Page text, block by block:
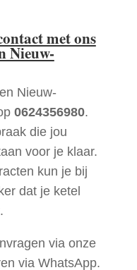
met ons
Nieuw-
Nieuw-
0624356980.
die jou
voor je klaar.
kun je bij
dat je ketel
via onze
via WhatsApp.